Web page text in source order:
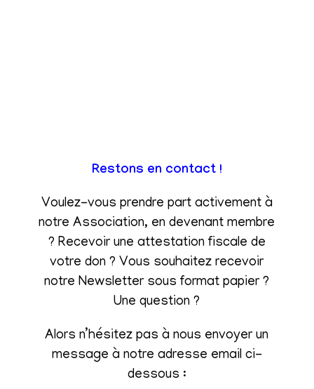
Restons en contact !
Voulez-vous prendre part activement à
notre Association, en devenant membre
? Recevoir une attestation fiscale de
votre don ? Vous souhaitez recevoir
notre Newsletter sous format papier ?
Une question ?
Alors n’hésitez pas à nous envoyer un
message à notre adresse email ci-
dessous :